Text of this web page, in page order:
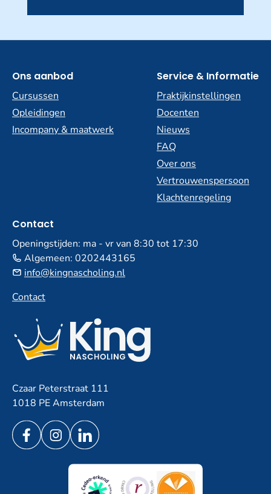
Ons aanbod
Cursussen
Opleidingen
Incompany & maatwerk
Service & Informatie
Praktijkinstellingen
Docenten
Nieuws
FAQ
Over ons
Vertrouwenspersoon
Klachtenregeling
Contact
Openingstijden: ma - vr van 8:30 tot 17:30
Algemeen: 0202443165
info@kingnascholing.nl
Contact
Czaar Peterstraat 111
1018 PE Amsterdam